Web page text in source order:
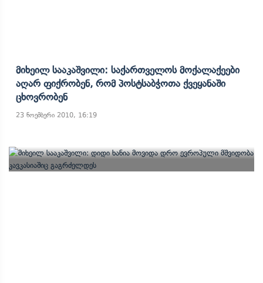
Მიხეილ Სააკაშვილი: Საქართველოს Მოქალაქეები
Აღარ Ფიქრობენ, Რომ Პოსტსაბჭოთა Ქვეყანაში
Ცხოვრობენ
23 ნოემბერი 2010, 16:19